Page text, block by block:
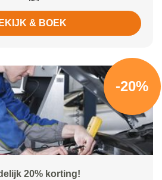
& BOEK
-20%
20% korting!